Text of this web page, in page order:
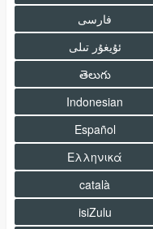
فارسى
తెలుగు
Indonesian
Español
Ελληνικά
català
isiZulu